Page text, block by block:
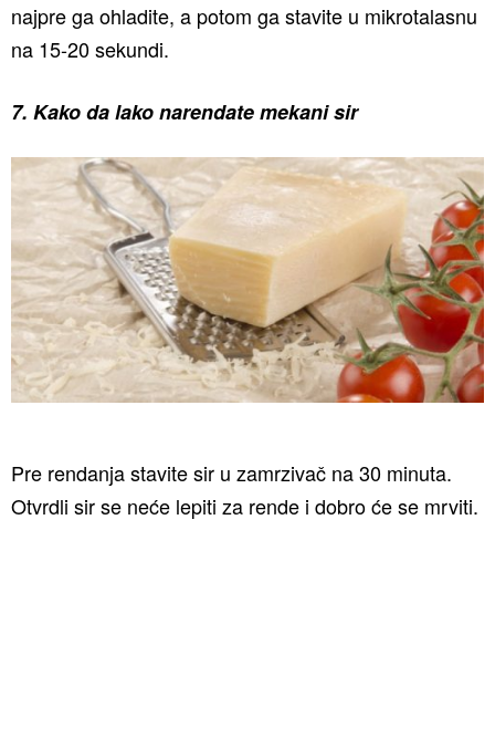
najpre ga ohladite, a potom ga stavite u mikrotalasnu
na 15-20 sekundi.
7. Kako da lako narendate mekani sir
Pre rendanja stavite sir u zamrzivač na 30 minuta.
Otvrdli sir se neće lepiti za rende i dobro će se mrviti.